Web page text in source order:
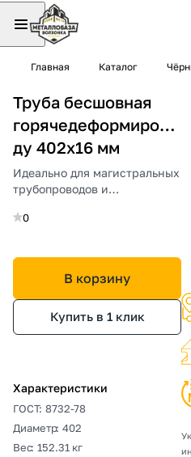
Главная Каталог
Труба бесшовная
ду 402х16 мм
Идеально для магистральных
трубопроводов и
0
В корзину
Купить в 1 клик
Характеристики
ГОСТ: 8732-78
Диаметр: 402
Вес: 152.31 кг